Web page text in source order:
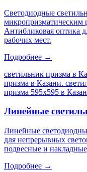
Светодиодные
микропризматическим
Антибликовая оптика
рабочих мест.
Подробнее →
светильник призма в
призма в Казани.
призма 595х595 в
Линейные
Линейные
для непрерывных
подвесные и
Подробнее →